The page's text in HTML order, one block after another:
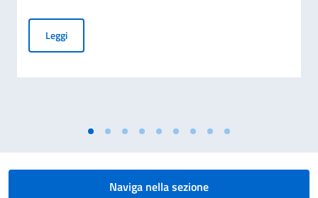
LeggiCESSAZIONE DELLA VALIDITÀ DELLA CARTA D’IDENTITÀ
Naviga nella sezione